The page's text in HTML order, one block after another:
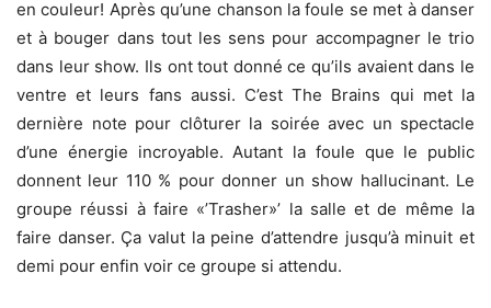
en couleur! Après qu’une chanson la foule se met à danser
et à bouger dans tout les sens pour accompagner le trio
dans leur show. Ils ont tout donné ce qu’ils avaient dans le
ventre et leurs fans aussi. C’est The Brains qui met la
dernière note pour clôturer la soirée avec un spectacle
d’une énergie incroyable. Autant la foule que le public
donnent leur 110 % pour donner un show hallucinant. Le
groupe réussi à faire «’Trasher»’ la salle et de même la
faire danser. Ça valut la peine d’attendre jusqu’à minuit et
demi pour enfin voir ce groupe si attendu.